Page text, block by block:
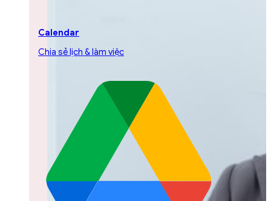
Calendar
Chia sẻ lịch & làm việc